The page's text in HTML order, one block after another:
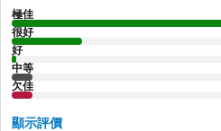
極佳
很好
好
中等
欠佳
顯示評價